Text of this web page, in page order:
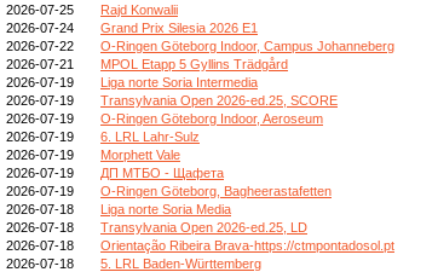
2026-07-25
Rajd Konwalii
2026-07-24
Grand Prix Silesia 2026 E1
2026-07-22
O-Ringen Göteborg Indoor, Campus Johanneberg
2026-07-21
MPOL Etapp 5 Gyllins Trädgård
2026-07-19
Liga norte Soria Intermedia
2026-07-19
Transylvania Open 2026-ed.25, SCORE
2026-07-19
O-Ringen Göteborg Indoor, Aeroseum
2026-07-19
6. LRL Lahr-Sulz
2026-07-19
Morphett Vale
2026-07-19
ДП МТБО - Щафета
2026-07-19
O-Ringen Göteborg, Bagheerastafetten
2026-07-18
Liga norte Soria Media
2026-07-18
Transylvania Open 2026-ed.25, LD
2026-07-18
Orientação Ribeira Brava-https://ctmpontadosol.pt
2026-07-18
5. LRL Baden-Württemberg